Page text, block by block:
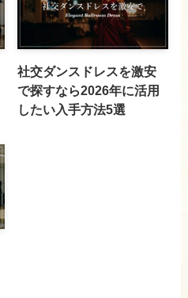
社交ダンスドレスを激安
で探すなら2026年に活用
したい入手方法5選